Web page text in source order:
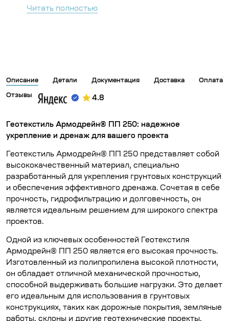
Читать полностью
Описание Детали Документация Доставка Оплата
Отзывы 4.8
Геотекстиль Армодрейн® ПП 250: надежное
укрепление и дренаж для вашего проекта
Геотекстиль Армодрейн® ПП 250 представляет собой
высококачественный материал, специально
разработанный для укрепления грунтовых конструкций
и обеспечения эффективного дренажа. Сочетая в себе
прочность, гидрофильтрацию и долговечность, он
является идеальным решением для широкого спектра
проектов.
Одной из ключевых особенностей Геотекстиля
Армодрейн® ПП 250 является его высокая прочность.
Изготовленный из полипропилена высокой плотности,
он обладает отличной механической прочностью,
способной выдерживать большие нагрузки. Это делает
его идеальным для использования в грунтовых
конструкциях, таких как дорожные покрытия, земляные
работы, склоны и другие геотехнические проекты.